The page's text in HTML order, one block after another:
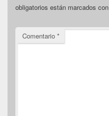
obligatorios están marcados con
Comentario *